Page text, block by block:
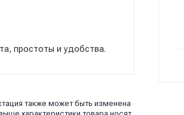
простоты и удобства.
также может быть изменена